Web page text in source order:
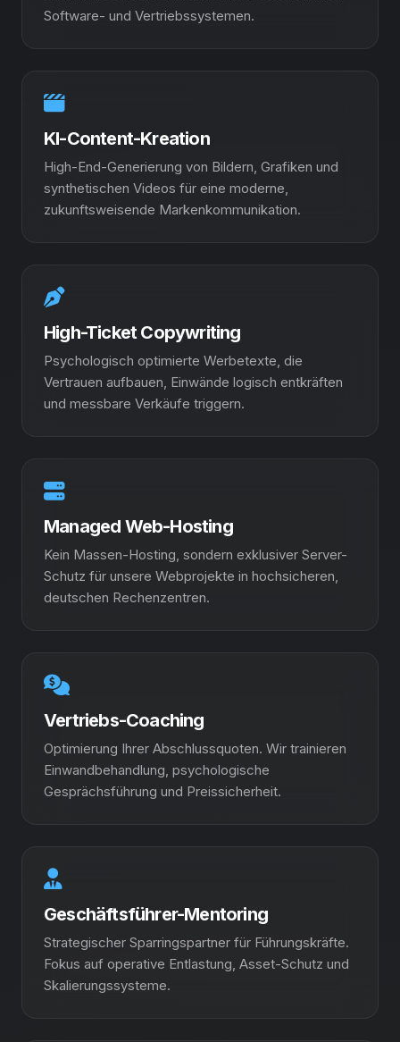
Software- und Vertriebssystemen.
KI-Content-Kreation
High-End-Generierung von Bildern, Grafiken und
synthetischen Videos für eine moderne,
zukunftsweisende Markenkommunikation.
High-Ticket Copywriting
Psychologisch optimierte Werbetexte, die
Vertrauen aufbauen, Einwände logisch entkräften
und messbare Verkäufe triggern.
Managed Web-Hosting
Kein Massen-Hosting, sondern exklusiver Server-
Schutz für unsere Webprojekte in hochsicheren,
deutschen Rechenzentren.
Vertriebs-Coaching
Optimierung Ihrer Abschlussquoten. Wir trainieren
Einwandbehandlung, psychologische
Gesprächsführung und Preissicherheit.
Geschäftsführer-Mentoring
Strategischer Sparringspartner für Führungskräfte.
Fokus auf operative Entlastung, Asset-Schutz und
Skalierungssysteme.